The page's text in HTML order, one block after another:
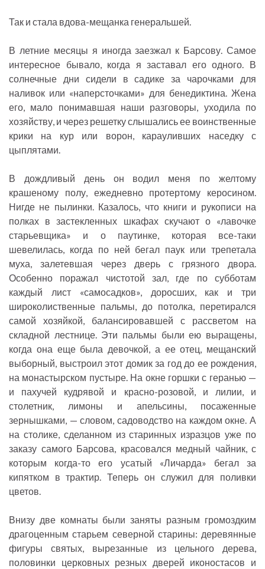
Так и стала вдова-мещанка генеральшей.
В летние месяцы я иногда заезжал к Барсову. Самое
интересное бывало, когда я заставал его одного. В
солнечные дни сидели в садике за чарочками для
наливок или «наперсточками» для бенедиктина. Жена
его, мало понимавшая наши разговоры, уходила по
хозяйству, и через решетку слышались ее воинственные
крики на кур или ворон, карауливших наседку с
цыплятами.
В дождливый день он водил меня по желтому
крашеному полу, ежедневно протертому керосином.
Нигде не пылинки. Казалось, что книги и рукописи на
полках в застекленных шкафах скучают о «лавочке
старьевщика» и о паутинке, которая все-таки
шевелилась, когда по ней бегал паук или трепетала
муха, залетевшая через дверь с грязного двора.
Особенно поражал чистотой зал, где по субботам
каждый лист «самосадков», доросших, как и три
широколиственные пальмы, до потолка, перетирался
самой хозяйкой, балансировавшей с рассветом на
складной лестнице. Эти пальмы были ею выращены,
когда она еще была девочкой, а ее отец, мещанский
выборный, выстроил этот домик за год до ее рождения,
на монастырском пустыре. На окне горшки с геранью —
и пахучей кудрявой и красно-розовой, и лилии, и
столетник, лимоны и апельсины, посаженные
зернышками, — словом, садоводство на каждом окне. А
на столике, сделанном из старинных изразцов уже по
заказу самого Барсова, красовался медный чайник, с
которым когда-то его усатый «Личарда» бегал за
кипятком в трактир. Теперь он служил для поливки
цветов.
Внизу две комнаты были заняты разным громоздким
драгоценным старьем северной старины: деревянные
фигуры святых, вырезанные из цельного дерева,
половинки церковных резных дверей иконостасов и